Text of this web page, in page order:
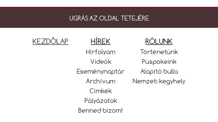
UGRÁS AZ OLDAL TETEJÉRE
KEZDŐLAP HÍREK
Hírfolyam
Videók
Eseménynaptár
Archívum
Címkék
Pályázatok
Benned bízom!
RÓLUNK
Történetünk
Püspökeink
Alapító bulla
Nemzeti kegyhely